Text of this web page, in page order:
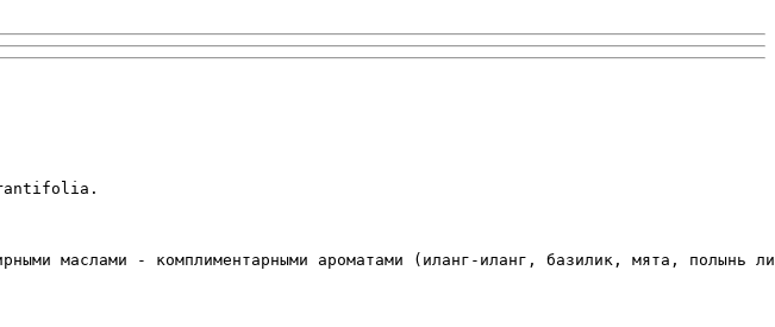
маслами - комплиментарными ароматами (иланг-иланг, базилик, мята,